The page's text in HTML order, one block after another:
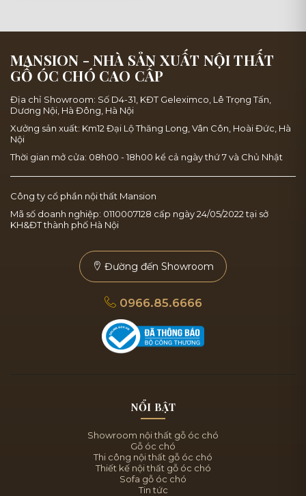
MANSION - NHÀ SẢN XUẤT NỘI THẤT
GỖ ÓC CHÓ CAO CẤP
Địa chỉ Showroom: Số D4-31, KĐT Geleximco, Lê Trọng Tấn,
Dương Nội, Hà Đông, Hà Nội
Xưởng sản xuất: Km12 Đại Lộ Thăng Long, Vân Côn, Hoài Đức, Hà
Nội
Thời gian mở cửa: 08h00 - 18h00 kể cả ngày thứ 7 và Chủ Nhật
Công ty cổ phần nội thất Mansion
Mã số doanh nghiệp: 0110007128 cấp ngày 24/05/2022 tại sở
KH&ĐT thành phố Hà Nội
Đường đến Showroom
0966.85.6666
NỔI BẬT
Showroom nội thất gỗ óc chó
Gỗ óc chó
Thi công nội thất gỗ óc chó
Thiết kế nội thất gỗ óc chó
Sofa gỗ óc chó
Tin tức